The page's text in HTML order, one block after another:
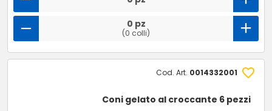
0 pz
(0 colli)
Cod. Art. 0014332001
Coni gelato al croccante 6 pezzi